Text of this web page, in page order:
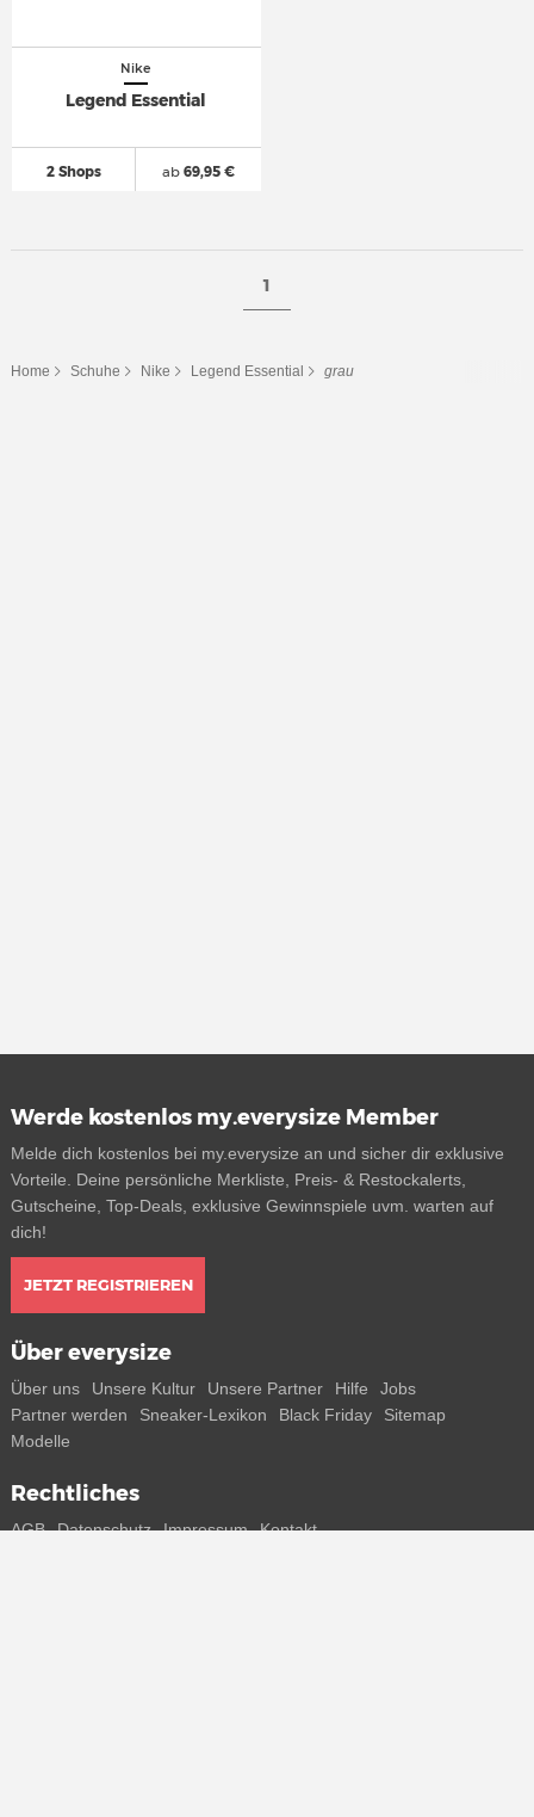
Nike
Legend Essential
2 Shops ab69,95 €
1
Home Schuhe Nike Legend Essential grau
Werde kostenlos my.everysize Member
Melde dich kostenlos bei my.everysize an und sicher dir exklusive
Vorteile. Deine persönliche Merkliste, Preis- & Restockalerts,
Gutscheine, Top-Deals, exklusive Gewinnspiele uvm. warten auf
dich!
JETZT REGISTRIEREN
Über everysize
Über uns Unsere Kultur Unsere Partner Hilfe
Jobs
Partner werden
Sneaker-Lexikon Black Friday
Sitemap
Modelle
Rechtliches
AGB Datenschutz Impressum Kontakt